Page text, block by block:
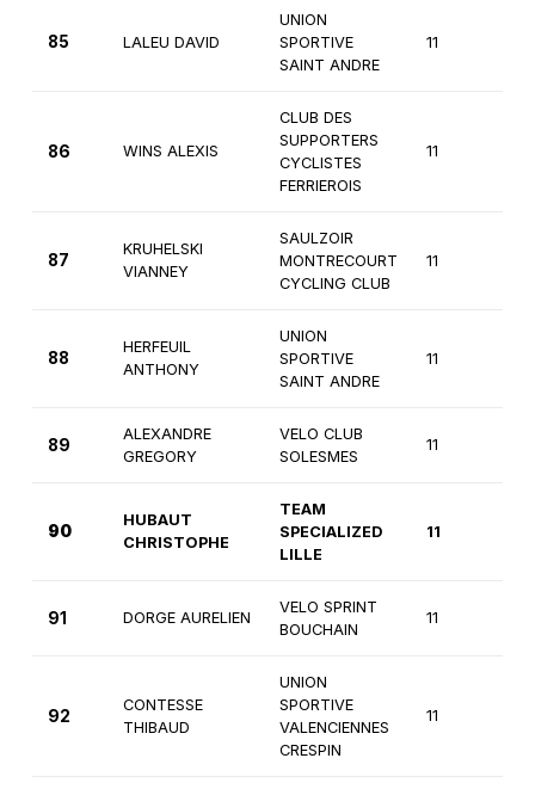
85 LALEU DAVID
UNION
SPORTIVE
SAINT ANDRE
11
86 WINS ALEXIS
CLUB DES
SUPPORTERS
CYCLISTES
FERRIEROIS
11
87
KRUHELSKI
VIANNEY
SAULZOIR
MONTRECOURT
CYCLING CLUB
11
88
HERFEUIL
ANTHONY
UNION
SPORTIVE
SAINT ANDRE
11
89
ALEXANDRE
GREGORY
VELO CLUB
SOLESMES
11
90
HUBAUT
CHRISTOPHE
TEAM
SPECIALIZED
LILLE
11
91 DORGE AURELIEN
VELO SPRINT
BOUCHAIN
11
92
CONTESSE
THIBAUD
UNION
SPORTIVE
VALENCIENNES
CRESPIN
11